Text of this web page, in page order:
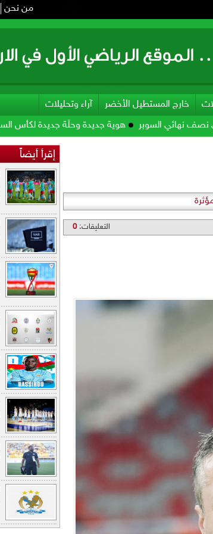
من نحن
خارج المستطيل الأخضر آراء وتحليلات
هوية جديدة وحلّة جديدة لكأس السوبر الأردني
التعليقات:0
إقرأ أيضاً